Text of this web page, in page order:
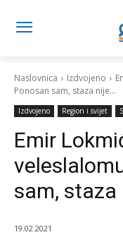
Naslovnica Izdvojeno
Ponosan sam, staza nije...
Izdvojeno Region i svijet
Emir
sam,
19.02.2021